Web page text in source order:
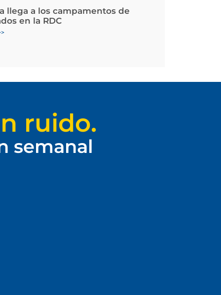
llega a los campamentos de
en la RDC
ruido.
semanal